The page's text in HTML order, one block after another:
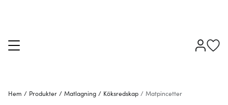
Hem / Produkter / Matlagning / Köksredskap / Matpincetter